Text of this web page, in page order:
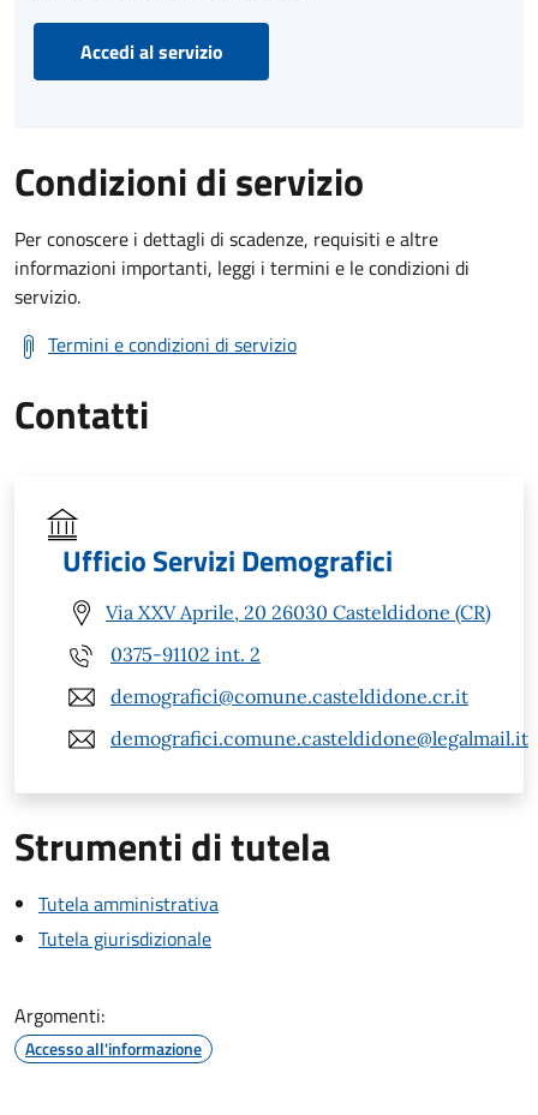
Accedi al servizio
Condizioni di servizio
Per conoscere i dettagli di scadenze, requisiti e altre
informazioni importanti, leggi i termini e le condizioni di
servizio.
Termini e condizioni di servizio
Contatti
Ufficio Servizi Demografici
Via XXV Aprile, 20 26030 Casteldidone (CR)
0375-91102 int. 2
demografici@comune.casteldidone.cr.it
demografici.comune.casteldidone@legalmail.it
Strumenti di tutela
Tutela amministrativa
Tutela giurisdizionale
Argomenti:
Accesso all'informazione